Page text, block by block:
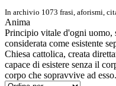
In archivio 1073 frasi, aforismi,
Anima
Principio vitale d'ogni uomo,
considerata come esistente
Chiesa cattolica, creata
capace di esistere senza il
corpo che sopravvive ad esso.